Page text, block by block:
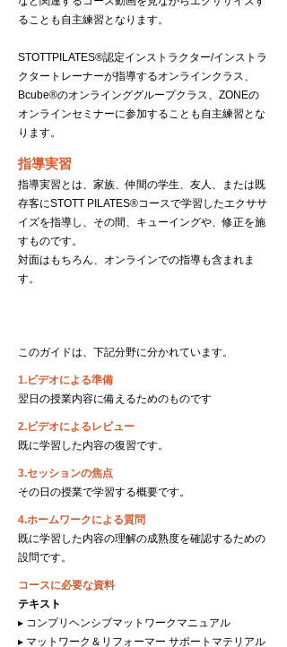
ることも自主練習となります。
STOTTPILATES®認定インストラクター/インストラ
クタートレーナーが指導するオンラインクラス、
Bcube®のオンラインググループクラス、ZONEの
オンラインセミナーに参加することも自主練習とな
ります。
指導実習
指導実習とは、家族、仲間の学生、友人、または既
存客にSTOTT PILATES®コースで学習したエクササ
イズを指導し、その間、キューイングや、修正を施
すものです。
対面はもちろん、オンラインでの指導も含まれま
す。
このガイドは、下記分野に分かれています。
1.ビデオによる準備
翌日の授業内容に備えるためのものです
2.ビデオによるレビュー
既に学習した内容の復習です。
3.セッションの焦点
その日の授業で学習する概要です。
4.ホームワークによる質問
既に学習した内容の理解の成熟度を確認するための
設問です。
コースに必要な資料
テキスト
▸ コンプリヘンシブマットワークマニュアル
▸ マットワーク＆リフォーマー サポートマテリアル